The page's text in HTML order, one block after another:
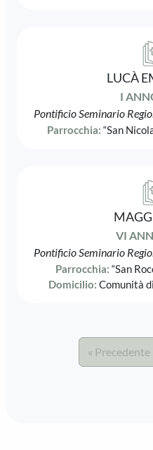
LUCÀ
I
Pontificio Seminario
Parrocchia: “San
VI
Pontificio Seminario
Parrocchia: “San
Domicilio: Comunità
« Precedente